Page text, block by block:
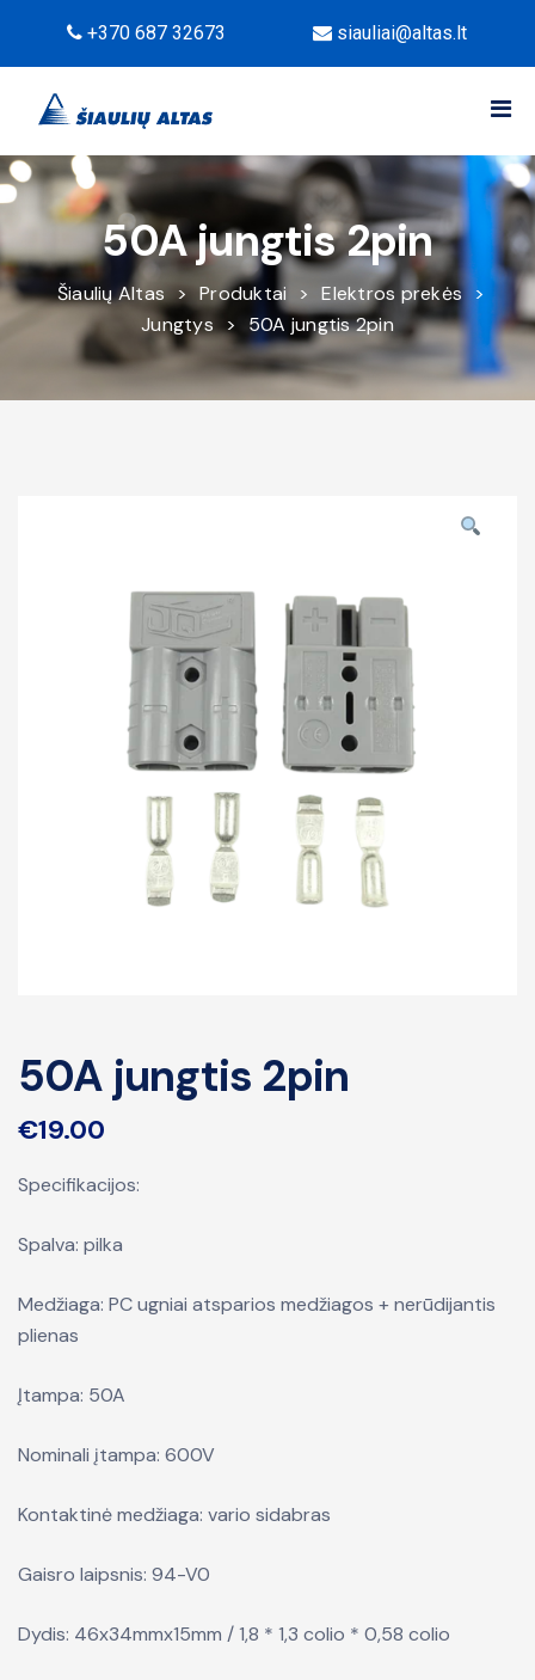
+370 687 32673 siauliai@altas.lt
50A jungtis 2pin
Šiaulių Altas > Produktai > Elektros prekės
>
Jungtys > 50A jungtis 2pin
50A jungtis 2pin
€19.00
Specifikacijos:
Spalva: pilka
Medžiaga: PC ugniai atsparios medžiagos + nerūdijantis
plienas
Įtampa: 50A
Nominali įtampa: 600V
Kontaktinė medžiaga: vario sidabras
Gaisro laipsnis: 94-V0
Dydis: 46x34mmx15mm / 1,8 * 1,3 colio * 0,58 colio